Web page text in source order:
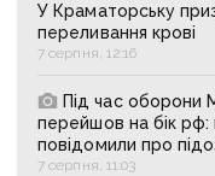
У Краматорську
переливання крові
7 серпня, 12:16
Під час оборони
перейшов на бік рф:
повідомили про
7 серпня, 11:03